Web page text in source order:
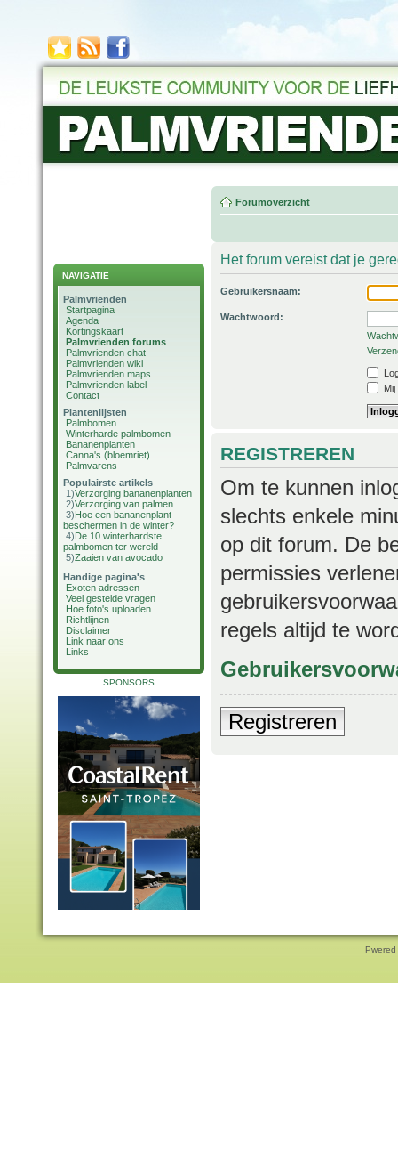
NAVIGATIE
Palmvrienden
Startpagina
Agenda
Kortingskaart
Palmvrienden forums
Palmvrienden chat
Palmvrienden wiki
Palmvrienden maps
Palmvrienden label
Contact
Plantenlijsten
Palmbomen
Winterharde palmbomen
Bananenplanten
Canna's (bloemriet)
Palmvarens
Populairste artikels
1)Verzorging bananenplanten
2)Verzorging van palmen
3)Hoe een bananenplant
beschermen in de winter?
4)De 10 winterhardste
palmbomen ter wereld
5)Zaaien van avocado
Handige pagina's
Exoten adressen
Veel gestelde vragen
Hoe foto's uploaden
Richtlijnen
Disclaimer
Link naar ons
Links
SPONSORS
Forumoverzicht
Het forum vereist dat je
Gebruikersnaam:
Wachtwoord:
REGISTREREN
Om te kunnen
slechts enkele
op dit forum. De
permissies
regels altijd te
Registreren